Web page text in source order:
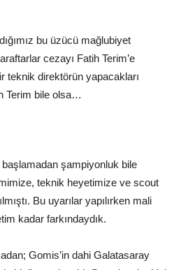
bu üzücü mağlubiyet
cezayı Fatih Terim’e
teknik direktörün yapacakları
Terim bile olsa…
şampiyonluk bile
teknik heyetimize ve scout
Bu uyarılar yapılırken mali
kadar farkındaydık.
Gomis’in dahi Galatasaray